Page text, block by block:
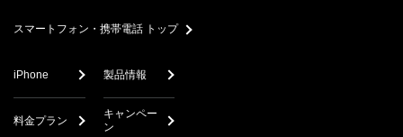
スマートフォン・携帯電話 トップ
iPhone 製品情報
料金プラン
キャンペー
ン